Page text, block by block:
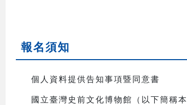
報名須知
個人資料提供告知事項暨同意書
國立臺灣史前文化博物館（以下簡稱